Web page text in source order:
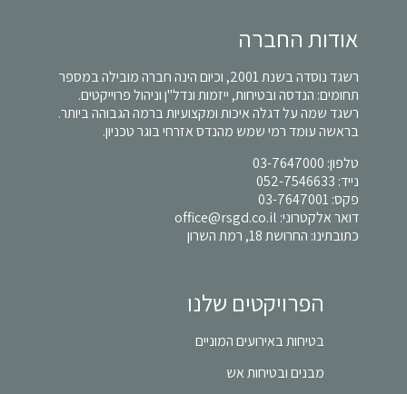
אודות החברה
רשגד נוסדה בשנת 2001, וכיום הינה חברה מובילה במספר
תחומים: הנדסה ובטיחות, ייזמות ונדל"ן וניהול פרוייקטים.
רשגד שמה על דגלה איכות ומקצועיות ברמה הגבוהה ביותר.
בראשה עומד רמי שמש מהנדס אזרחי בוגר טכניון.
טלפון: 03-7647000
נייד: 052-7546633
פקס: 03-7647001
דואר אלקטרוני: office@rsgd.co.il
כתובתינו: החרושת 18, רמת השרון
הפרויקטים שלנו
בטיחות באירועים המוניים
מבנים ובטיחות אש